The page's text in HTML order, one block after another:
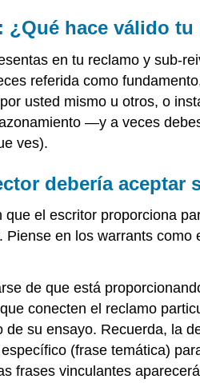
hace válido tu
en tu reclamo y sub-
referida como
usted mismo u otros, o
—y a veces
ves).
debería aceptar
el escritor proporciona
en los warrants
de que está
conecten el reclamo
su ensayo. Recuerda, la
(frase temática)
frases vinculantes